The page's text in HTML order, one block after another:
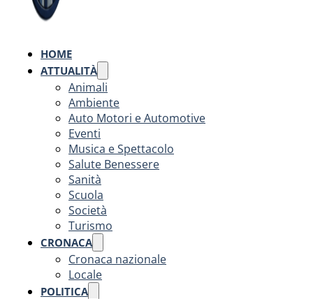
HOME
ATTUALITÀ
Animali
Ambiente
Auto Motori e Automotive
Eventi
Musica e Spettacolo
Salute Benessere
Sanità
Scuola
Società
Turismo
CRONACA
Cronaca nazionale
Locale
POLITICA